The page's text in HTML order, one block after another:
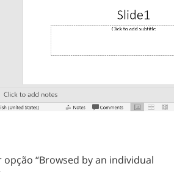
opção “Browsed by an individual